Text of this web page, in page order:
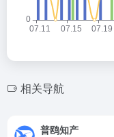
相关导航
普鸥知产